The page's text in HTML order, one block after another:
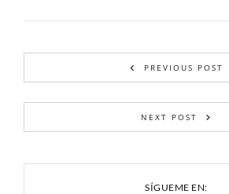
PREVIOUS POST
NEXT POST
SÍGUEME EN: